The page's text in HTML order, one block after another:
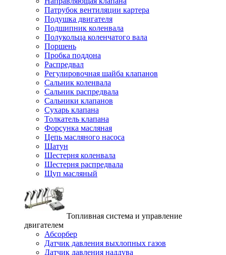
Патрубок вентиляции картера
Подушка двигателя
Подшипник коленвала
Полукольца коленчатого вала
Поршень
Пробка поддона
Распредвал
Регулировочная шайба клапанов
Сальник коленвала
Сальник распредвала
Сальники клапанов
Сухарь клапана
Толкатель клапана
Форсунка масляная
Цепь масляного насоса
Шатун
Шестерня коленвала
Шестерня распредвала
Щуп масляный
Топливная система и управление
двигателем
Абсорбер
Датчик давления выхлопных газов
Датчик давления наддува